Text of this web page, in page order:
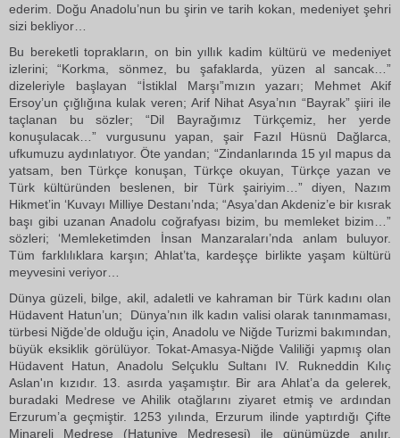
ederim. Doğu Anadolu’nun bu şirin ve tarih kokan, medeniyet şehri
sizi bekliyor…
Bu bereketli toprakların, on bin yıllık kadim kültürü ve medeniyet
izlerini; “Korkma, sönmez, bu şafaklarda, yüzen al sancak…”
dizeleriyle başlayan “İstiklal Marşı”mızın yazarı; Mehmet Akif
Ersoy’un çığlığına kulak veren; Arif Nihat Asya’nın “Bayrak” şiiri ile
taçlanan bu sözler; “Dil Bayrağımız Türkçemiz, her yerde
konuşulacak…” vurgusunu yapan, şair Fazıl Hüsnü Dağlarca,
ufkumuzu aydınlatıyor. Öte yandan; “Zindanlarında 15 yıl mapus da
yatsam, ben Türkçe konuşan, Türkçe okuyan, Türkçe yazan ve
Türk kültüründen beslenen, bir Türk şairiyim…” diyen, Nazım
Hikmet’in ‘Kuvayı Milliye Destanı’nda; “Asya’dan Akdeniz’e bir kısrak
başı gibi uzanan Anadolu coğrafyası bizim, bu memleket bizim…”
sözleri; ‘Memleketimden İnsan Manzaraları’nda anlam buluyor.
Tüm farklılıklara karşın; Ahlat’ta, kardeşçe birlikte yaşam kültürü
meyvesini veriyor…
Dünya güzeli, bilge, akil, adaletli ve kahraman bir Türk kadını olan
Hüdavent Hatun’un; Dünya’nın ilk kadın valisi olarak tanınmaması,
türbesi Niğde’de olduğu için, Anadolu ve Niğde Turizmi bakımından,
büyük eksiklik görülüyor. Tokat-Amasya-Niğde Valiliği yapmış olan
Hüdavent Hatun, Anadolu Selçuklu Sultanı IV. Rukneddin Kılıç
Aslan'ın kızıdır. 13. asırda yaşamıştır. Bir ara Ahlat’a da gelerek,
buradaki Medrese ve Ahilik otağlarını ziyaret etmiş ve ardından
Erzurum’a geçmiştir. 1253 yılında, Erzurum ilinde yaptırdığı Çifte
Minareli Medrese (Hatuniye Medresesi) ile günümüzde anılır.